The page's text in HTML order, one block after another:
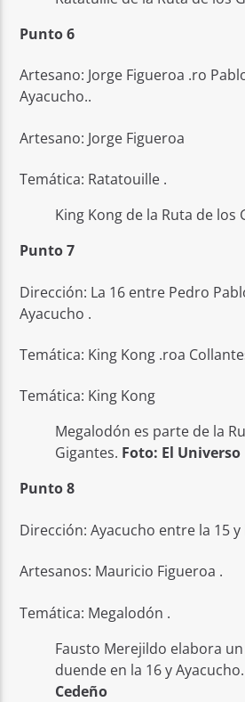
Punto 6
Artesano: Jorge Figueroa .ro
Ayacucho..
Artesano: Jorge Figueroa
Temática: Ratatouille .
King Kong de la Ruta de los
Punto 7
Dirección: La 16 entre Pedro
Ayacucho .
Temática: King Kong .roa
Temática: King Kong
Megalodón es parte de la
Gigantes. Foto: El Universo
Punto 8
Dirección: Ayacucho entre la 15 y
Artesanos: Mauricio Figueroa .
Temática: Megalodón .
Fausto Merejildo elabora
duende en la 16 y Ayacucho.
Cedeño